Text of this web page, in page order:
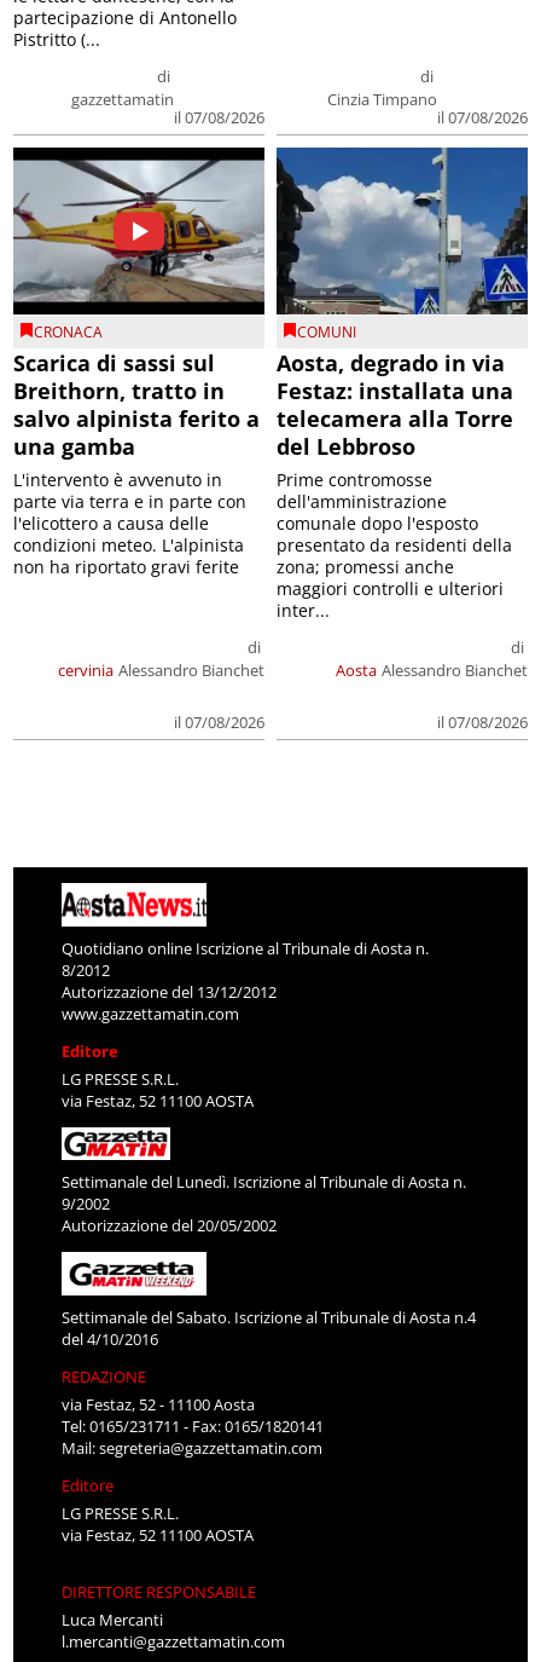
di
gazzettamatin
il 07/08/2026
partecipazione di Antonello
Pistritto (...
di
Cinzia Timpano
il 07/08/2026
CRONACA
Scarica di sassi sul
Breithorn, tratto in
salvo alpinista ferito a
una gamba
cervinia
di
Alessandro Bianchet
il 07/08/2026
L'intervento è avvenuto in
parte via terra e in parte con
l'elicottero a causa delle
condizioni meteo. L'alpinista
non ha riportato gravi ferite
COMUNI
Aosta, degrado in via
Festaz: installata una
telecamera alla Torre
del Lebbroso
Aosta
di
Alessandro Bianchet
il 07/08/2026
Prime contromosse
dell'amministrazione
comunale dopo l'esposto
presentato da residenti della
zona; promessi anche
maggiori controlli e ulteriori
inter...
Quotidiano online Iscrizione al Tribunale di Aosta n.
8/2012
Autorizzazione del 13/12/2012
www.gazzettamatin.com
Editore
LG PRESSE S.R.L.
via Festaz, 52 11100 AOSTA
Settimanale del Lunedì. Iscrizione al Tribunale di Aosta n.
9/2002
Autorizzazione del 20/05/2002
Settimanale del Sabato. Iscrizione al Tribunale di Aosta n.4
del 4/10/2016
REDAZIONE
via Festaz, 52 - 11100 Aosta
Tel: 0165/231711 - Fax: 0165/1820141
Mail:segreteria@gazzettamatin.com
Editore
LG PRESSE S.R.L.
via Festaz, 52 11100 AOSTA
DIRETTORE RESPONSABILE
Luca Mercanti
l.mercanti@gazzettamatin.com